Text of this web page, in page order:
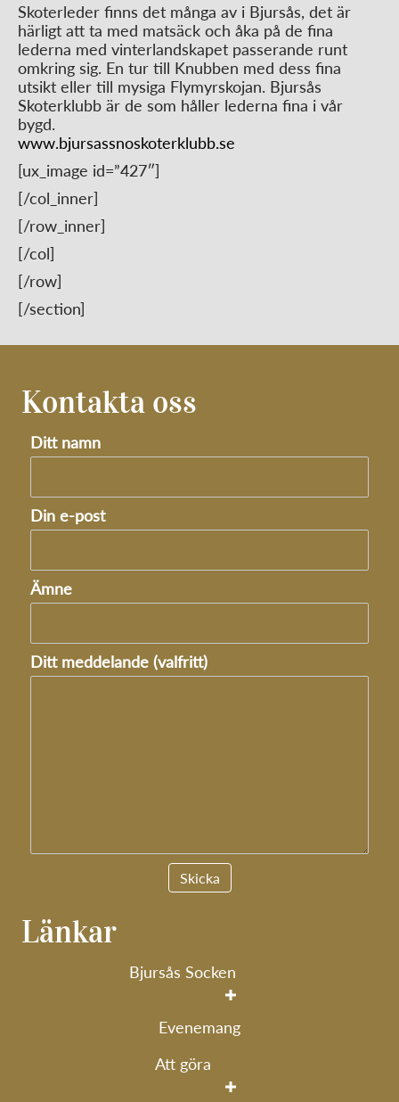
Skoterleder finns det många av i Bjursås, det är
härligt att ta med matsäck och åka på de fina
lederna med vinterlandskapet passerande runt
omkring sig. En tur till Knubben med dess fina
utsikt eller till mysiga Flymyrskojan. Bjursås
Skoterklubb är de som håller lederna fina i vår
bygd.
www.bjursassnoskoterklubb.se
[ux_image id=”427″]
[/col_inner]
[/row_inner]
[/col]
[/row]
[/section]
Kontakta oss
Ditt namn
Din e-post
Ämne
Ditt meddelande (valfritt)
Länkar
Bjursås Socken
Evenemang
Att göra